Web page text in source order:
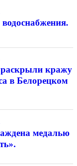
кражу
в Белорецком
медалью